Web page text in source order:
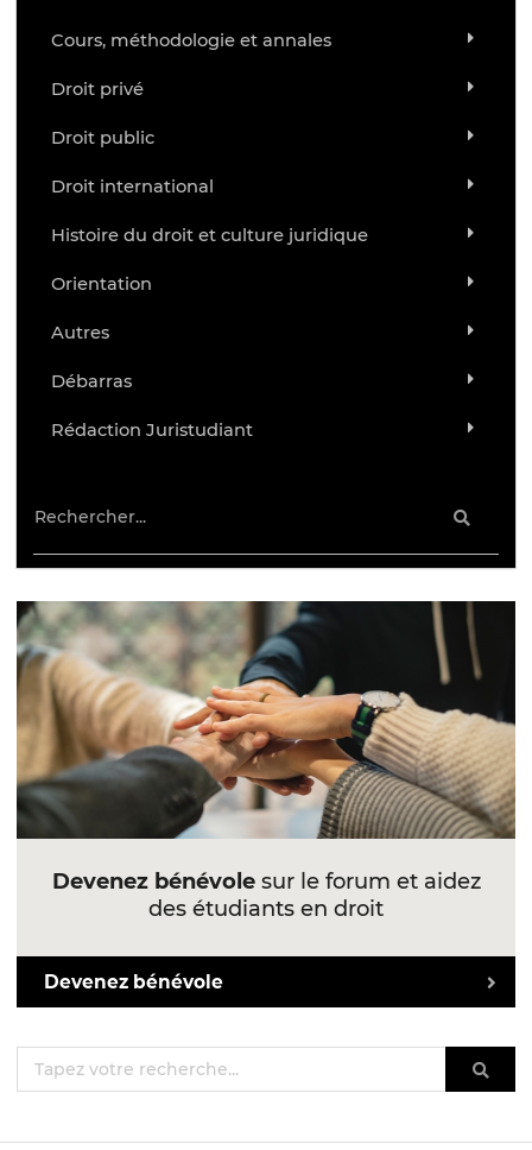
Cours, méthodologie et annales
Droit privé
Droit public
Droit international
Histoire du droit et culture juridique
Orientation
Autres
Débarras
Rédaction Juristudiant
Devenez bénévolesur le forum et aidez
des étudiants en droit
Devenez bénévole